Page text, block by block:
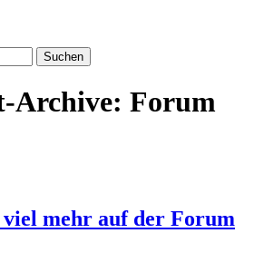
Archive: Forum
viel mehr auf der Forum